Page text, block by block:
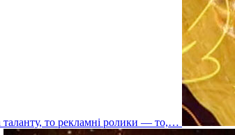
таланту, то рекламні ролики — то,…